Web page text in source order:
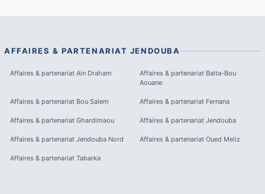
AFFAIRES & PARTENARIAT JENDOUBA
Affaires & partenariat Ain Draham Affaires & partenariat Balta-Bou
Aouane
Affaires & partenariat Bou Salem Affaires & partenariat Fernana
Affaires & partenariat Ghardimaou Affaires & partenariat Jendouba
Affaires & partenariat Jendouba Nord Affaires & partenariat Oued Meliz
Affaires & partenariat Tabarka